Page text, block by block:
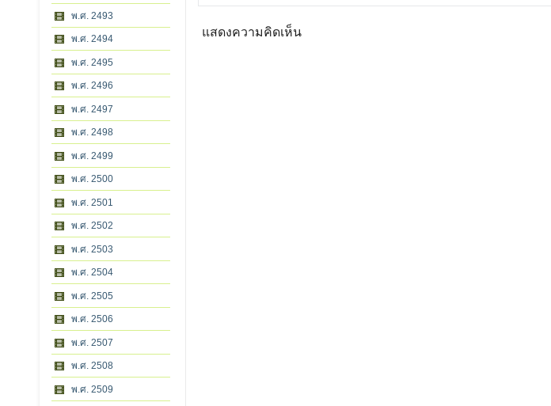
พ.ศ. 2493
พ.ศ. 2494
พ.ศ. 2495
พ.ศ. 2496
พ.ศ. 2497
พ.ศ. 2498
พ.ศ. 2499
พ.ศ. 2500
พ.ศ. 2501
พ.ศ. 2502
พ.ศ. 2503
พ.ศ. 2504
พ.ศ. 2505
พ.ศ. 2506
พ.ศ. 2507
พ.ศ. 2508
พ.ศ. 2509
แสดงความคิดเห็น